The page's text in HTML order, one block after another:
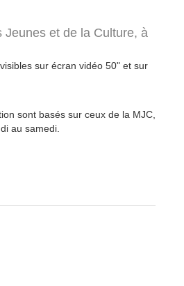
Jeunes et de la Culture, à
sur écran vidéo 50" et sur
sont basés sur ceux de la MJC,
au samedi.